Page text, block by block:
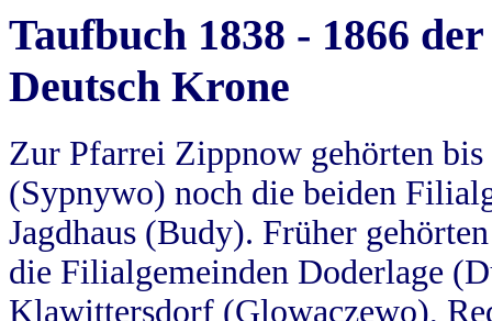
Taufbuch 1838 - 1866
Deutsch Krone
Zur Pfarrei Zippnow gehörten
(Sypnywo) noch die beiden
Jagdhaus (Budy). Früher
die Filialgemeinden Doderlage
Klawittersdorf (Glowaczewo),